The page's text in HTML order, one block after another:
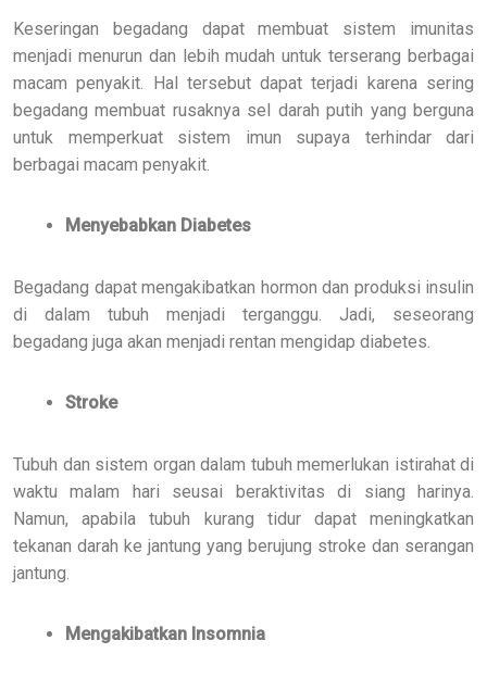
Keseringan begadang dapat membuat sistem imunitas
menjadi menurun dan lebih mudah untuk terserang berbagai
macam penyakit. Hal tersebut dapat terjadi karena sering
begadang membuat rusaknya sel darah putih yang berguna
untuk memperkuat sistem imun supaya terhindar dari
berbagai macam penyakit.
Menyebabkan Diabetes
Begadang dapat mengakibatkan hormon dan produksi insulin
di dalam tubuh menjadi terganggu. Jadi, seseorang
begadang juga akan menjadi rentan mengidap diabetes.
Stroke
Tubuh dan sistem organ dalam tubuh memerlukan istirahat di
waktu malam hari seusai beraktivitas di siang harinya.
Namun, apabila tubuh kurang tidur dapat meningkatkan
tekanan darah ke jantung yang berujung stroke dan serangan
jantung.
Mengakibatkan Insomnia